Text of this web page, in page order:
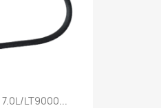
LT9000...